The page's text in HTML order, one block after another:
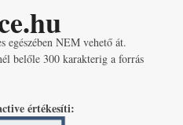
egészében NEM vehető át.
belőle 300 karakterig a forrás
értékesíti: